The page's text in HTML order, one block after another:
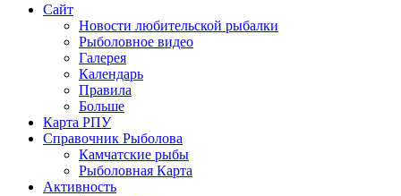
Сайт
Новости любительской рыбалки
Рыболовное видео
Галерея
Календарь
Правила
Больше
Карта РПУ
Справочник Рыболова
Камчатские рыбы
Рыболовная Карта
Активность